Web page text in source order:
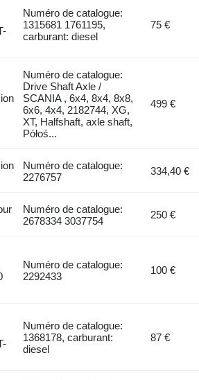
Numéro de catalogue:
1315681 1761195,
carburant: diesel
75 €
Numéro de catalogue:
Drive Shaft Axle /
SCANIA , 6x4, 8x4, 8x8,
6x6, 4x4, 2182744, XG,
XT, Halfshaft, axle shaft,
Półoś...
499 €
Numéro de catalogue:
2276757
334,40 €
Numéro de catalogue:
2678334 3037754
250 €
Numéro de catalogue:
2292433
100 €
Numéro de catalogue:
1368178, carburant:
diesel
87 €